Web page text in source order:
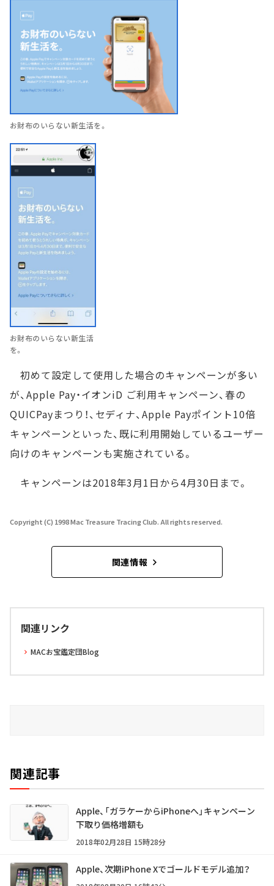
お財布のいらない新生活を。
お財布のいらない新生活
を。
初めて設定して使用した場合のキャンペーンが多い
が、Apple Pay・イオンiD ご利用キャンペーン、春の
QUICPayまつり！、セディナ、Apple Payポイント10倍
キャンペーンといった、既に利用開始しているユーザー
向けのキャンペーンも実施されている。
キャンペーンは2018年3月1日から4月30日まで。
Copyright (C) 1998 Mac Treasure Tracing Club. All rights reserved.
関連情報
関連リンク
MACお宝鑑定団Blog
関連記事
Apple、「ガラケーからiPhoneへ」キャンペーン
下取り価格増額も
2018年02月28日 15時28分
Apple、次期iPhone Xでゴールドモデル追加？